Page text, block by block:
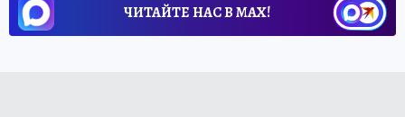
ЧИТАЙТЕ НАС В МАХ!